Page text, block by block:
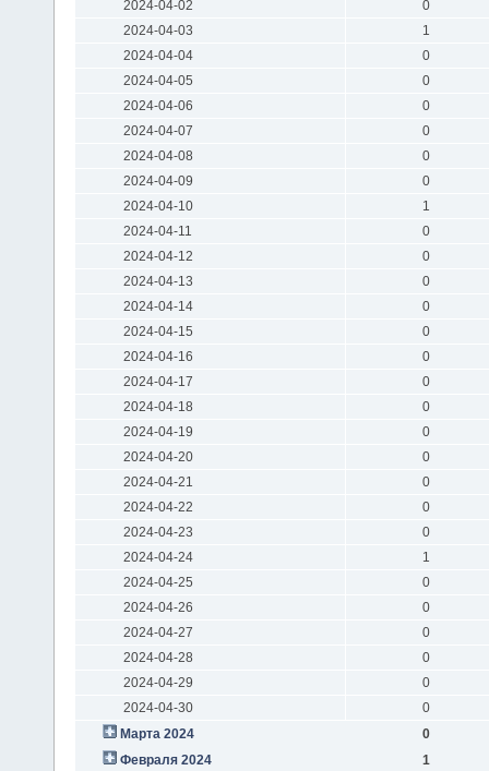
2024-04-02
0
2024-04-03
1
2024-04-04
0
2024-04-05
0
2024-04-06
0
2024-04-07
0
2024-04-08
0
2024-04-09
0
2024-04-10
1
2024-04-11
0
2024-04-12
0
2024-04-13
0
2024-04-14
0
2024-04-15
0
2024-04-16
0
2024-04-17
0
2024-04-18
0
2024-04-19
0
2024-04-20
0
2024-04-21
0
2024-04-22
0
2024-04-23
0
2024-04-24
1
2024-04-25
0
2024-04-26
0
2024-04-27
0
2024-04-28
0
2024-04-29
0
2024-04-30
0
Марта 2024
0
Февраля 2024
1